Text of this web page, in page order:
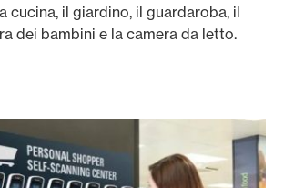
cucina, il giardino, il guardaroba, il
dei bambini e la camera da letto.